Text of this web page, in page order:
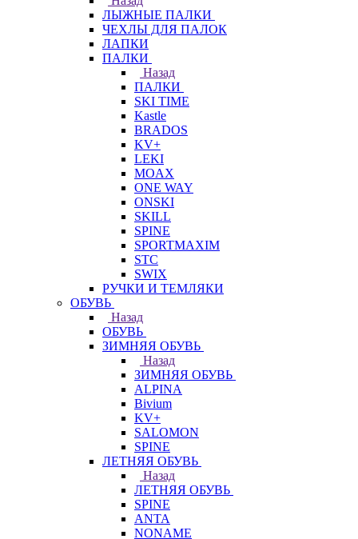
ЛЫЖНЫЕ ПАЛКИ
ЧЕХЛЫ ДЛЯ ПАЛОК
ЛАПКИ
ПАЛКИ
Назад
ПАЛКИ
SKI TIME
Kastle
BRADOS
KV+
LEKI
MOAX
ONE WAY
ONSKI
SKILL
SPINE
SPORTMAXIM
STC
SWIX
РУЧКИ И ТЕМЛЯКИ
ОБУВЬ
Назад
ОБУВЬ
ЗИМНЯЯ ОБУВЬ
Назад
ЗИМНЯЯ ОБУВЬ
ALPINA
Bivium
KV+
SALOMON
SPINE
ЛЕТНЯЯ ОБУВЬ
Назад
ЛЕТНЯЯ ОБУВЬ
SPINE
ANTA
NONAME